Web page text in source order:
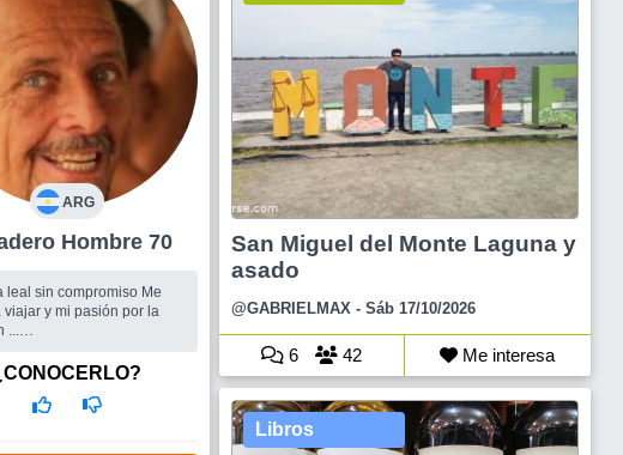
ARG
Baradero Hombre 70
sin compromiso Me
viajar y mi pasión por la
...
el deporte, viajar y de buen
San Miguel del Monte Laguna y
asado
@GABRIELMAX - Sáb 17/10/2026
6 42 Me interesa
Libros